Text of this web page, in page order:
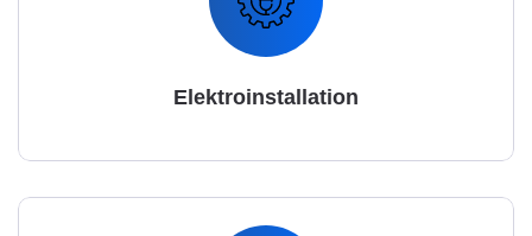
Elektroinstallation